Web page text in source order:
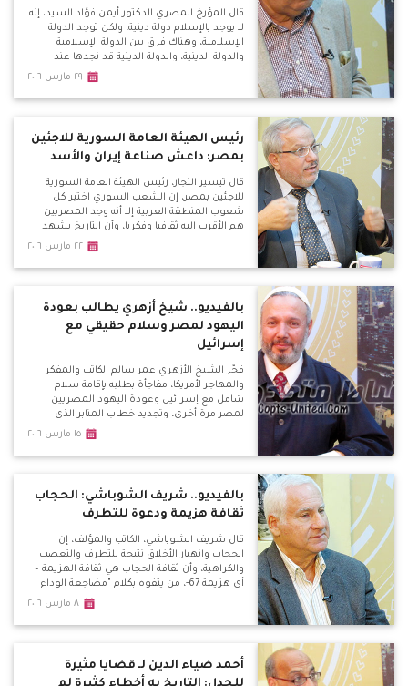
قال المؤرخ المصري الدكتور أيمن فؤاد السيد، إنه
لا يوجد بالإسلام دولة دينية، ولكن توجد الدولة
الإسلامية، وهناك فرق بين الدولة الإسلامية
والدولة الدينية، والدولة الدينية قد نجدها عند
٢٩ مارس ٢٠١٦
رئيس الهيئة العامة السورية للاجئين
بمصر: داعش صناعة إيران والأسد
قال تيسير النجار، رئيس الهيئة العامة السورية
للاجئين بمصر، إن الشعب السوري اختبر كل
شعوب المنطقة العربية إلا أنه وجد المصريين
هم الأقرب إليه ثقافيا وفكريا، وأن التاريخ يشهد
علي ذلك بأن الوحدة بين المصريين والشام دائما
الثقافي وحتى الطائفي واحد.
٢٢ مارس ٢٠١٦
بالفيديو.. شيخ أزهري يطالب بعودة
اليهود لمصر وسلام حقيقي مع
إسرائيل
فجّر الشيخ الأزهري عمر سالم الكاتب والمفكر
والمهاجر لأمريكا، مفاجأة بطلبه بإقامة سلام
شامل مع إسرائيل وعودة اليهود المصريين
لمصر مرة أخري، وتجديد خطاب المنابر الذي
يتحدث عن اليهود، وعودتهم للعيش بالدول
بأوروبا.
١٥ مارس ٢٠١٦
بالفيديو.. شريف الشوباشي: الحجاب
ثقافة هزيمة ودعوة للتطرف
قال شريف الشوباشي، الكاتب والمؤلف، إن
الحجاب وانهيار الأخلاق نتيجة للتطرف والتعصب
والكراهية، وأن ثقافة الحجاب هي ثقافة الهزيمة –
أي هزيمة 67-، من يتفوه بكلام "مضاجعة الوداع
٨ مارس ٢٠١٦
أحمد ضياء الدين لـ قضايا مثيرة